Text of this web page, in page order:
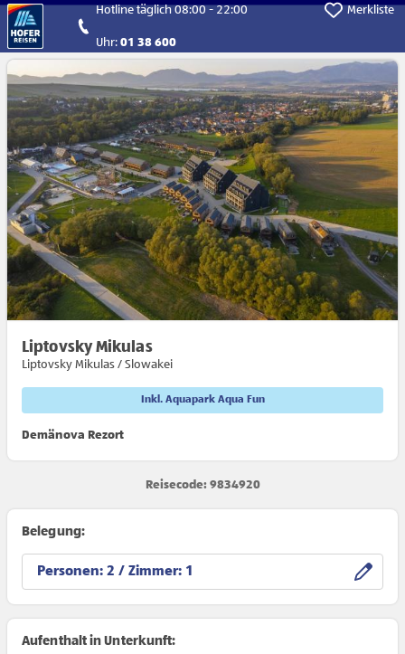
Direkt zum HauptinhaltHotline täglich 08:00 - 22:00
Uhr:01 38 600
Merkliste
Liptovsky Mikulas
Liptovsky Mikulas / Slowakei
Inkl. Aquapark Aqua Fun
Demänova Rezort
Reisecode: 9834920
Belegung:
Personen: / Zimmer:
Aufenthalt in Unterkunft: